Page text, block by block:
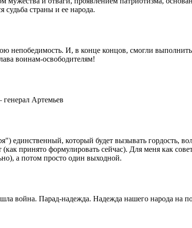
судьба страны и ее народа.
непобедимость. И, в конце концов, смогли
воинам-освободителям!
Артемьев
единственный, который будет вызывать гордость,
принято формулировать сейчас). Для меня как
а потом просто один выходной.
война. Парад-надежда. Надежда нашего народа на